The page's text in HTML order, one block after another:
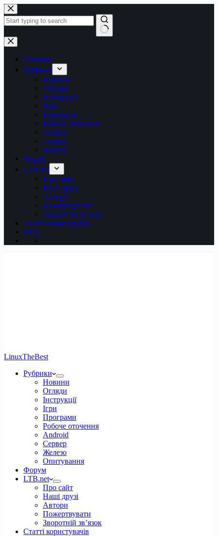
Перейти
до
вмісту
Немає
результатів
Головна
Рубрики
Новини
Обзори
Інструкції
Ігри
Програми
Робоче оточення
Android
Сервер
Железо
Форум
LTB.net
Про сайт
Наші друзі
Автори
Пожертвувати
Зворотній зв’язок
Статті користувачів
Вхід
LinuxTheBest
Рубрики
Новини
Огляди
Інструкції
Ігри
Програми
Робоче оточення
Android
Сервер
Железо
Опитування
Форум
LTB.net
Про сайт
Наші друзі
Автори
Пожертвувати
Зворотній зв’язок
Статті користувачів